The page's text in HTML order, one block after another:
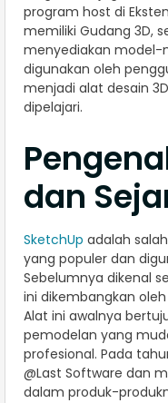
program host di
memiliki Gudang 3D,
menyediakan model-
digunakan oleh
menjadi alat desain
dipelajari.
dan
SketchUp adalah
yang populer dan
Sebelumnya dikenal
ini dikembangkan
Alat ini awalnya
pemodelan yang
profesional. Pada
@Last Software dan
dalam produk-